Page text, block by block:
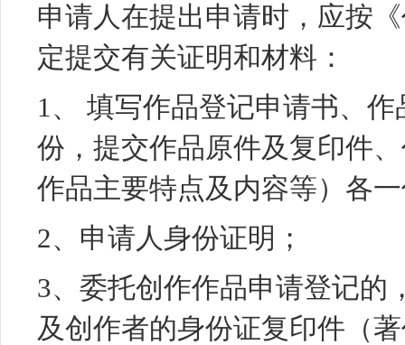
申请人在提出申请时，应按
定提交有关证明和材料：
1、 填写作品登记申请书、
份，提交作品原件及复印件
作品主要特点及内容等）各
2、申请人身份证明；
3、委托创作作品申请登记的
及创作者的身份证复印件（